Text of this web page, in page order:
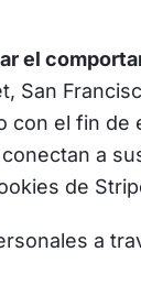
el
San
con el fin de
a
de
a